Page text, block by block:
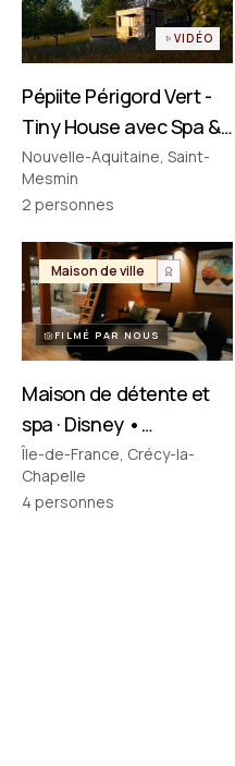
VIDÉO
Pépiite Périgord Vert -
Tiny House avec Spa &
Bain Nordique en
Dordogne
Nouvelle-Aquitaine, Saint-
Mesmin
2 personnes
Maison de ville
FILMÉ PAR NOUS
Maison de détente et
spa · Disney •
Crécy‑la‑Chapelle
Île-de-France, Crécy-la-
Chapelle
4 personnes